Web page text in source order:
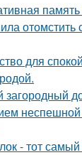
память
для
неспешной
- тот